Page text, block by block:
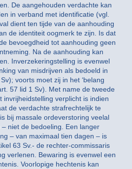
De aangehouden verdachte kan
in verband met identificatie (vgl.
dient ten tijde van de aanhouding
de identiteit oogmerk te zijn. Is dat
bevoegdheid tot aanhouding geen
Na de aanhouding kan
Inverzekeringstelling is evenwel
van misdrijven als bedoeld in
voorts moet zij in het ‘belang
57 lid 1 Sv). Met name de tweede
invrijheidstelling verplicht is indien
de verdachte strafrechtelijk te
bij massale ordeverstoring veelal
niet de bedoeling. Een langer
– van maximaal tien dagen – is
63 Sv.- de rechter-commissaris
verlenen. Bewaring is evenwel een
Voorlopige hechtenis kan